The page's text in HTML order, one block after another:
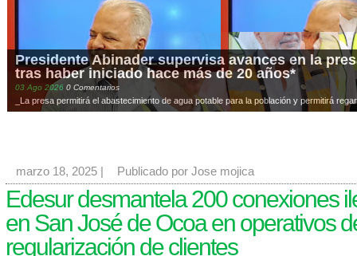
Presidente Abinader supervisa avances en la
tras haber iniciado hace más de 20 años*
03 Ago 2026 0 Comentarios
_La presa permitirá el abastecimiento de agua potable para la población y permitirá
marzo 18, 2025 Publicado por Jose mojica
Edesur desmantela 200 conexiones
en San José de Ocoa en operativos
regularización de clientes